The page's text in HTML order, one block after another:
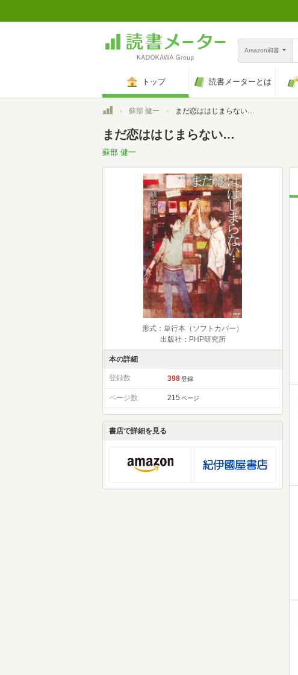
Amazon和書
トップ 読書メーターとは
トップ蘇部 健一 まだ恋ははじまらない…
まだ恋ははじまらない…
蘇部 健一
形式：単行本（ソフトカバー）
出版社：PHP研究所
本の詳細
登録数 398 登録
ページ数 215 ページ
書店で詳細を見る